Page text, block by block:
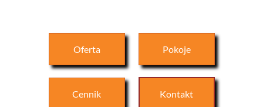
Oferta Pokoje
Cennik Kontakt